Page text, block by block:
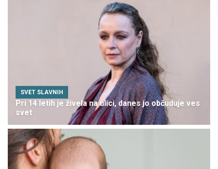
SVET SLAVNIH
Pri 14 letih je živela na ulici, danes jo občuduje ves
svet